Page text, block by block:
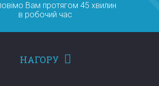
Вам протягом 45 хвилин
в робочий час
НАГОРУ